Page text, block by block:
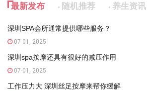
最新发布 随机推荐 养生资讯
深圳SPA会所通常提供哪些服务？
07-01, 2025
深圳spa按摩还具有很好的减压作用
07-01, 2025
工作压力大 深圳丝足按摩来帮你缓解